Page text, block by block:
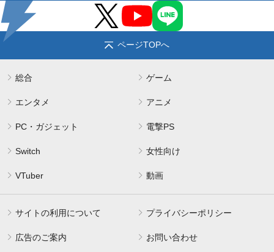
ページTOPへ
総合 ゲーム
エンタメ アニメ
PC・ガジェット 電撃PS
Switch 女性向け
VTuber 動画
サイトの利用について プライバシーポリシー
広告のご案内 お問い合わせ